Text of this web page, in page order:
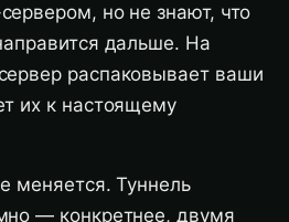
но не знают, что
дальше. На
распаковывает ваши
их к настоящему
меняется. Туннель
— конкретнее, двумя